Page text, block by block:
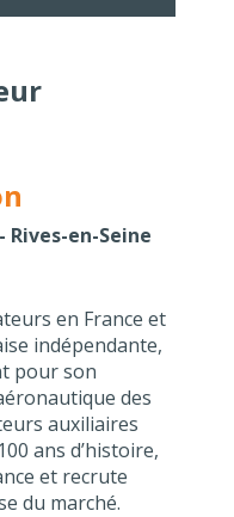
Rives-en-Seine
en France et
indépendante,
pour son
des
auxiliaires
ans d’histoire,
et recrute
du marché.